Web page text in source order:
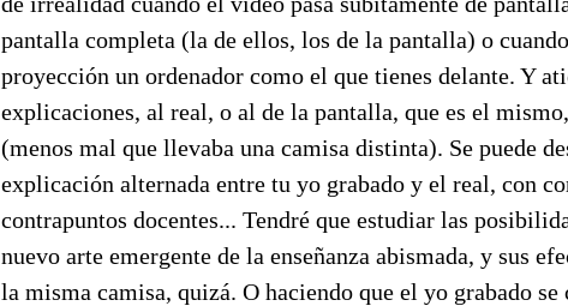
pantalla completa (la de ellos, los de la pantalla) o
proyección un ordenador como el que tienes delante. Y
explicaciones, al real, o al de la pantalla, que es el
(menos mal que llevaba una camisa distinta). Se puede
explicación alternada entre tu yo grabado y el real, con
contrapuntos docentes... Tendré que estudiar las
nuevo arte emergente de la enseñanza abismada, y sus
la misma camisa, quizá. O haciendo que el yo grabado